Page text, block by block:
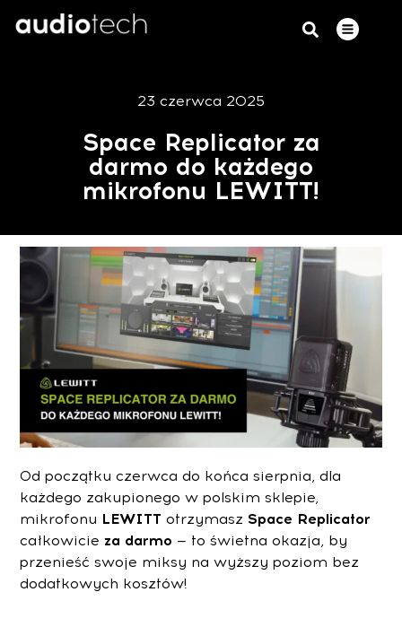
23 czerwca 2025
Space Replicator za
darmo do każdego
mikrofonu LEWITT!
Od początku czerwca do końca sierpnia,dla
każdego zakupionego w polskim sklepie,
mikrofonu LEWITT otrzymasz Space Replicator
całkowicie za darmo — to świetna okazja, by
przenieść swoje miksy na wyższy poziom bez
dodatkowych kosztów!